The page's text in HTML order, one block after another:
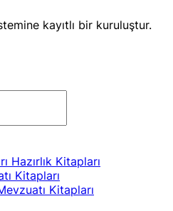
kayıtlı bir kuruluştur.
Hazırlık Kitapları
Kitapları
Kitapları